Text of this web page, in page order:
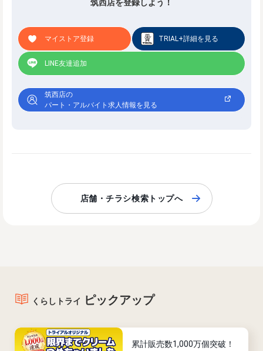
筑西店を登録しよう！
マイストア登録 TRIAL+詳細を見る
LINE友達追加
筑西店の
パート・アルバイト求人情報を見る
店舗・チラシ検索トップへ
くらしトライ ピックアップ
累計販売数1,000万個突破！